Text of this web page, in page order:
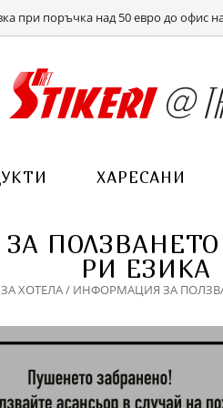
при поръчка над 50 евро до офис
ХАРЕСАНИ
ПОЛЗВАНЕТО
РИ ЕЗИКА
ЗА ХОТЕЛА/ ИНФОРМАЦИЯ ЗА